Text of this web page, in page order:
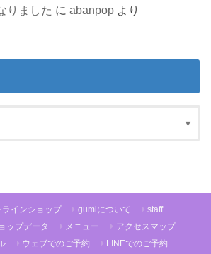
りました にabanpop より
ラインショップ gumiについて
staff
ップデータ メニュー
アクセスマップ
ウェブでのご予約 LINEでのご予約